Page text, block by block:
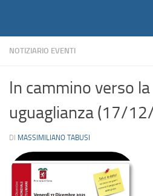
NOTIZIARIO EVENTI
In cammino verso
uguaglianza (17/
DI MASSIMILIANO TABUSI